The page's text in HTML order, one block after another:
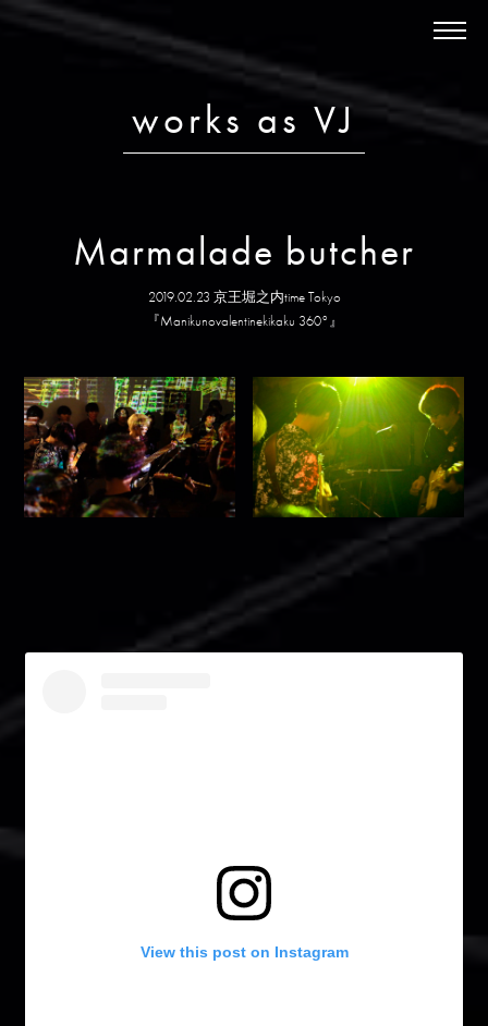
works as VJ
Marmalade butcher
2019.02.23 京王堀之内time Tokyo
『Manikunovalentinekikaku 360°』
View this post on Instagram
About
Schedule
Store
Contact
ja /en